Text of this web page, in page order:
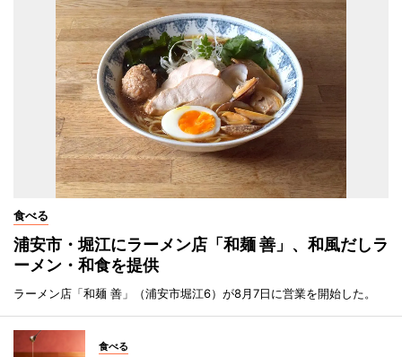
食べる
浦安市・堀江にラーメン店「和麺 善」、和風だしラ
ーメン・和食を提供
ラーメン店「和麺 善」（浦安市堀江6）が8月7日に営業を開始した。
食べる